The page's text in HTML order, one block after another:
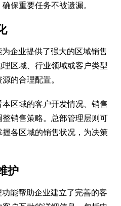
保重要任务不被遗漏。
企业提供了强大的区域销售
区域、行业领域或客户类型
的合理配置。
区域的客户开发情况、销售
销售策略。总部管理层则可
各区域的销售状况，为决策
护
能帮助企业建立了完善的客